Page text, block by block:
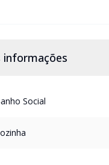
informações
Social